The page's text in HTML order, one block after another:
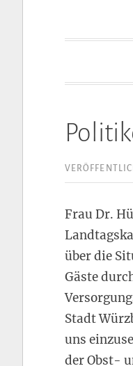
Frau Dr.
über die
Gäste
Stadt
uns
der Obst-